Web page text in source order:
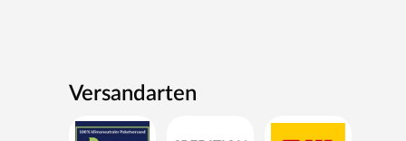
Versandarten